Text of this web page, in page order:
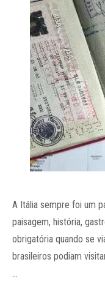
A Itália sempre foi um
paisagem, história,
obrigatória quando se
brasileiros podiam
…